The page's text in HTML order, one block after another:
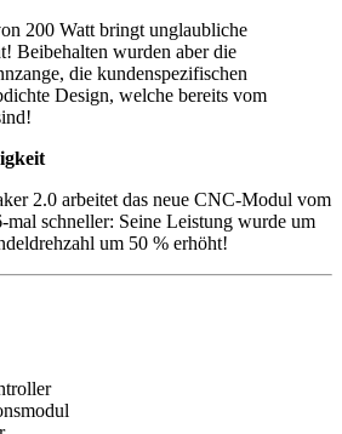
200 Watt bringt unglaubliche
Beibehalten wurden aber die
die kundenspezifischen
Design, welche bereits vom
2.0 arbeitet das neue CNC-Modul vom
mal schneller: Seine Leistung wurde um
um 50 % erhöht!